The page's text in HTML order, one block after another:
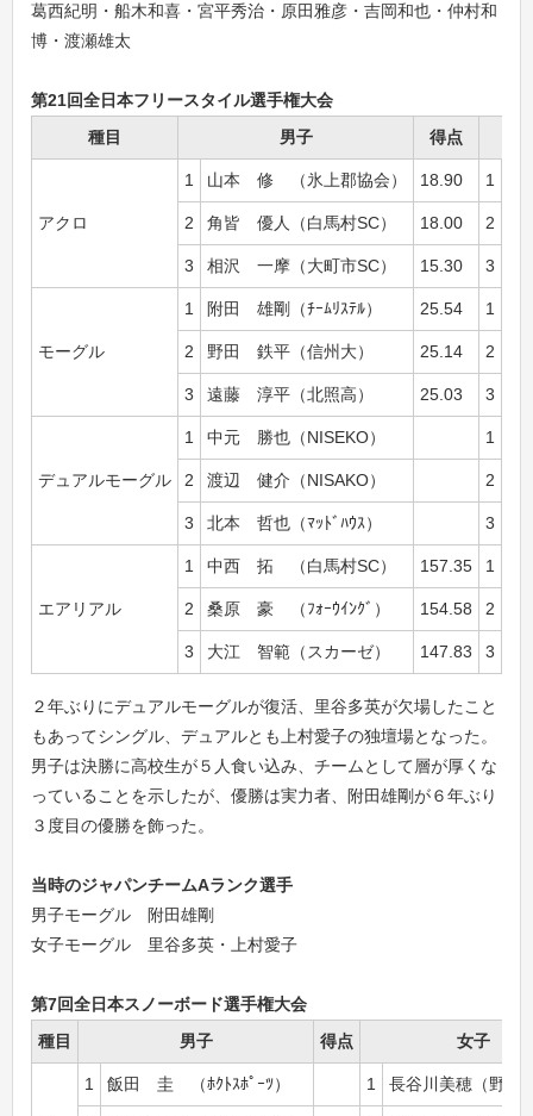
葛西紀明・船木和喜・宮平秀治・原田雅彦・吉岡和也・仲村和
博・渡瀬雄太
第21回全日本フリースタイル選手権大会
種目
男子 得点
アクロ
1 山本 修 （氷上郡協会） 18.90 1
2 角皆 優人（白馬村SC） 18.00 2
3 相沢 一摩（大町市SC） 15.30 3
モーグル
1 附田 雄剛（ﾁｰﾑﾘｽﾃﾙ） 25.54 1
2 野田 鉄平（信州大） 25.14 2
3 遠藤 淳平（北照高） 25.03 3
デュアルモーグル
1 中元 勝也（NISEKO） 1
2 渡辺 健介（NISAKO） 2
3 北本 哲也（ﾏｯﾄﾞﾊｳｽ） 3
エアリアル
1 中西 拓 （白馬村SC） 157.35 1
2 桑原 豪 （ﾌｫｰｳｲﾝｸﾞ） 154.58 2
3 大江 智範（スカーゼ） 147.83 3
２年ぶりにデュアルモーグルが復活、里谷多英が欠場したこと
もあってシングル、デュアルとも上村愛子の独壇場となった。
男子は決勝に高校生が５人食い込み、チームとして層が厚くな
っていることを示したが、優勝は実力者、附田雄剛が６年ぶり
３度目の優勝を飾った。
当時のジャパンチームAランク選手
男子モーグル 附田雄剛
女子モーグル 里谷多英・上村愛子
第7回全日本スノーボード選手権大会
種目
男子 得点 女子
1 飯田 圭 （ﾎｸﾄｽﾎﾟｰﾂ） 1 長谷川美穂（野辺